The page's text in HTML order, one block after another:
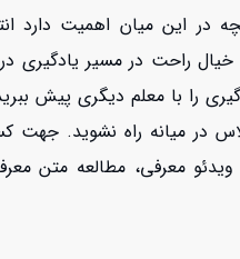
در این میان اهمیت دارد
راحت در مسیر یادگیری
را با معلم دیگری پیش
در میانه راه نشوید. جهت
ویدئو معرفی، مطالعه